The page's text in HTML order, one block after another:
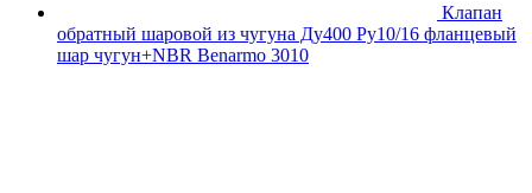
Клапан
обратный шаровой из чугуна Ду400 Ру10/16 фланцевый
шар чугун+NBR Benarmo 3010